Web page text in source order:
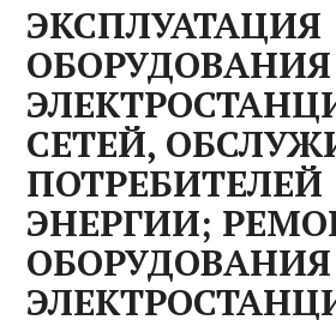
ЭКСПЛУАТАЦИЯ
ОБОРУДОВАНИЯ
СЕТЕЙ,
ПОТРЕБИТЕЛЕЙ
ЭНЕРГИИ;
ОБОРУДОВАНИЯ